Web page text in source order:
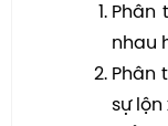
Phân
nhau
Phân
sự lộn